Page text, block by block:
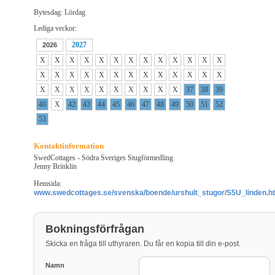
Bytesdag: Lördag
Lediga veckor:
2026
2027
X
X X X X X X X X X X X
X
X
X X X X X X X X X X X
X
X
X X X X X X X X X 37 38
39
40
X 42 43 44 45 46 47 48 49 50 51
52
53
Kontaktinformation
SwedCottages - Södra Sveriges Stugförmedling
Jenny Brinklin
Hemsida:
www.swedcottages.se/svenska/boende/urshult_stugor/
Bokningsförfrågan
Skicka en fråga till uthyraren. Du får en kopia till din e-post.
Namn